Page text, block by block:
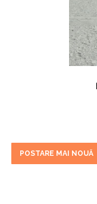
POSTARE MAI NOUĂ